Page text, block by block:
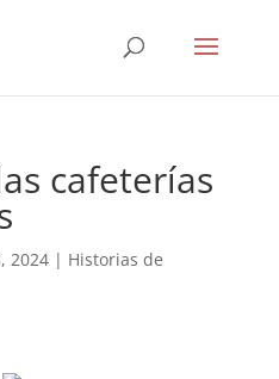
cafeterías
2024| Historias de